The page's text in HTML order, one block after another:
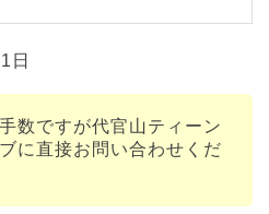
日
数ですが代官山ティーン
に直接お問い合わせくだ